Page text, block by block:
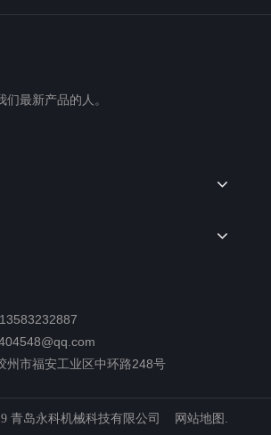
们最新产品的人。
州市福安工业区中环路248号
青岛永科机械科技有限公司 网站地图